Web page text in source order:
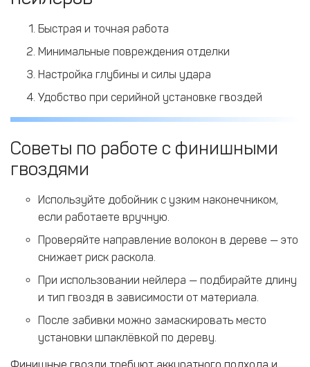
Быстрая и точная работа
Минимальные повреждения отделки
Настройка глубины и силы удара
Удобство при серийной установке гвоздей
Советы по работе с финишными
гвоздями
Используйте добойник с узким наконечником,
если работаете вручную.
Проверяйте направление волокон в дереве — это
снижает риск раскола.
При использовании нейлера — подбирайте длину
и тип гвоздя в зависимости от материала.
После забивки можно замаскировать место
установки шпаклёвкой по дереву.